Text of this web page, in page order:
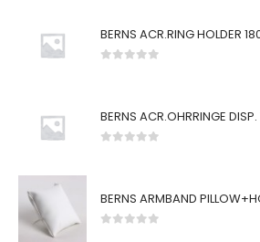
BERNS ARMBAND